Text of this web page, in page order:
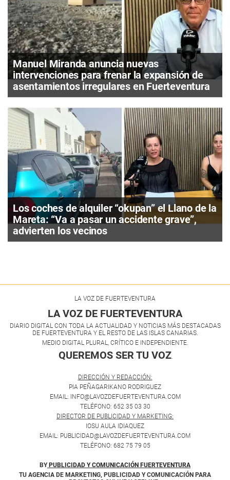
Manuel Miranda anuncia nuevas
intervenciones para frenar la expansión de
asentamientos irregulares en Fuerteventura
Los coches de alquiler “okupan” el Llano de la
Mareta: “Va a pasar un accidente grave”,
advierten los vecinos
LA VOZ DE FUERTEVENTURA
LA VOZ DE FUERTEVENTURA
DIARIO DIGITAL CON TODA LA ACTUALIDAD Y NOTICIAS MÁS DESTACADAS
DE FUERTEVENTURA Y EL RESTO DE LAS ISLAS CANARIAS.
MEDIO DIGITAL PLURAL, CRÍTICO E INDEPENDIENTE.
QUEREMOS SER TU VOZ
DIRECCIÓN Y REDACCIÓN:
PIA PEÑAGARIKANO RODRIGUEZ
EMAIL: INFO@LAVOZDEFUERTEVENTURA.COM
TELÉFONO: 652 35 03 30
DIRECTOR DE PUBLICIDAD Y MARKETING:
IOSU AULA IDIAQUEZ
EMAIL: PUBLICIDAD@LAVOZDEFUERTEVENTURA.COM
TELÉFONO: 682 75 79 05
BY PUBLICIDAD Y COMUNICACIÓN FUERTEVENTURA
TU AGENCIA DE MARKETING, PUBLICIDAD Y COMUNICACIÓN PARA